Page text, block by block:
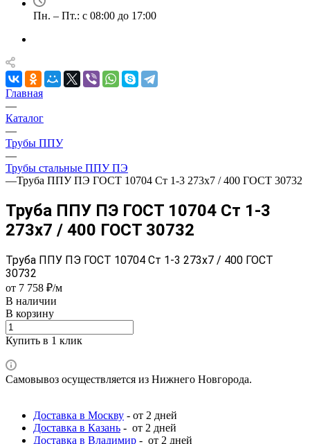
Пн. – Пт.: с 08:00 до 17:00
Главная
—
Каталог
—
Трубы ППУ
—
Трубы стальные ППУ ПЭ
—Труба ППУ ПЭ ГОСТ 10704 Ст 1-3 273x7 / 400 ГОСТ 30732
Труба ППУ ПЭ ГОСТ 10704 Ст 1-3
273x7 / 400 ГОСТ 30732
Труба ППУ ПЭ ГОСТ 10704 Ст 1-3 273x7 / 400 ГОСТ
30732
от 7 758 ₽/м
В наличии
В корзину
Купить в 1 клик
Самовывоз осуществляется из Нижнего Новгорода.
Доставка в Москву - от 2 дней
Доставка в Казань - от 2 дней
Доставка в Владимир - от 2 дней